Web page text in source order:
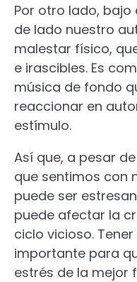
Por otro lado,
de lado nuestro
malestar físico,
e irascibles. Es
música de fondo
reaccionar en
estímulo.
Así que, a pesar
que sentimos con
puede ser
puede afectar la
ciclo vicioso.
importante para
estrés de la mejor